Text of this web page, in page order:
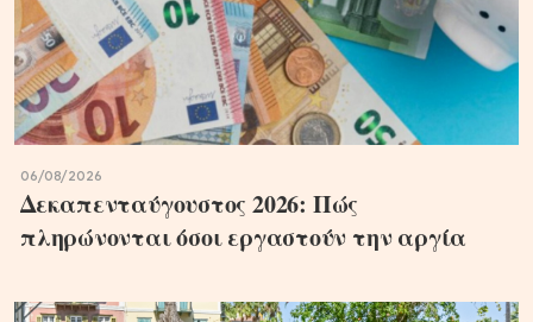
06/08/2026
Δεκαπενταύγουστος 2026: Πώς
πληρώνονται όσοι εργαστούν την αργία